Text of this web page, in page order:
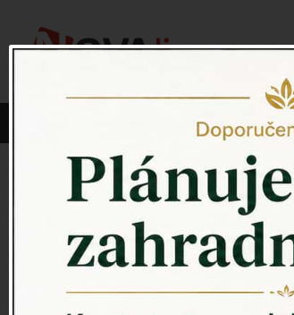
Vyberte si kategorii:
PÍTKO PRO PTÁKY
ZAHRADNÍ SOCHY
ZAHRADNÍ UMYVADLA
PTAČÍ BUDKY
Litinové škrabáky na boty